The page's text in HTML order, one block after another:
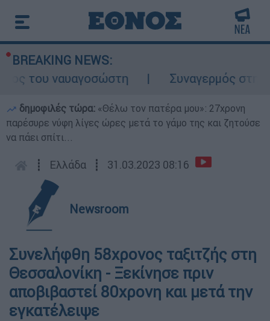
BREAKING NEWS:
του ναυαγοσώστη
Συναγερμός στην
δημοφιλές τώρα: «Θέλω τον πατέρα μου»: 27χρονη
παρέσυρε νύφη λίγες ώρες μετά το γάμο της και ζητούσε
να πάει σπίτι...
┋ Ελλάδα ┋ 31.03.2023 08:16
Newsroom
Συνελήφθη 58χρονος ταξιτζής στη
Θεσσαλονίκη - Ξεκίνησε πριν
αποβιβαστεί 80χρονη και μετά την
εγκατέλειψε